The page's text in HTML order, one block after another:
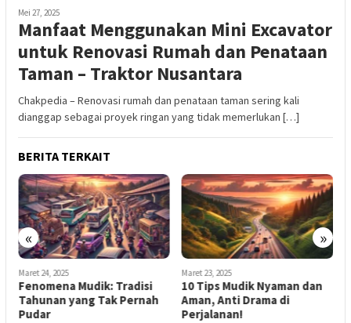
Mei 27, 2025
Manfaat Menggunakan Mini Excavator
untuk Renovasi Rumah dan Penataan
Taman – Traktor Nusantara
Chakpedia – Renovasi rumah dan penataan taman sering kali
dianggap sebagai proyek ringan yang tidak memerlukan […]
BERITA TERKAIT
« »
Maret 24, 2025
Fenomena Mudik: Tradisi
Tahunan yang Tak Pernah
Pudar
Maret 23, 2025
10 Tips Mudik Nyaman dan
Aman, Anti Drama di
Perjalanan!